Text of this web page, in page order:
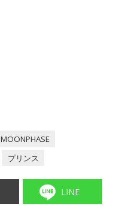
MOONPHASE
プリンス
LINE